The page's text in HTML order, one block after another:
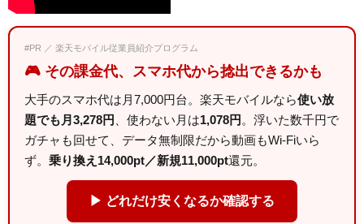
#PR ／ 楽天モバイル従業員紹介プログラム
🎮 その課金代、スマホ代から捻出できるかも
大手のスマホ代は月7,000円台。楽天モバイルなら使い放
題でも月3,278円
、使わない月は1,078円 。浮いた数千円で
ガチャも回せて、データ無制限だから動画もWi-Fiいら
ず。 乗り換え14,000pt／新規11,000pt還元。
▶ どれだけ安くなるか確認する